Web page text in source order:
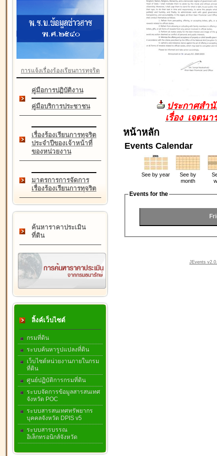
การแจ้งเรื่องร้องเรียนการทุจริต
คู่มือการปฏิบัติงาน
คู่มือบริการประชาชน
เรื่องร้องเรียนการทุจริต
ประจำปีของเจ้าหน้าที่
ของหน่วยงาน
มาตรการการจัดการ
เรื่องร้องเรียนการทุจริต
ค้นหาราคาประเมิน
ที่ดิน
ลิ้งค์เว็บไซต์
กรมที่ดิน
ระบบค้นหารูปแปลงที่ดิน
เว็บไซต์หน่วยงานภายในกรม
ที่ดิน
ศูนย์ปฏิบัติการกรมที่ดิน
ระบบจัดการข้อมูลสารสนเทศ
จังหวัด POC
ระบบสารสนเทศทรัพยากร
บุคคลจังหวัด DPIS v5
ระบบสารบรรณ
อิเล็กทรอนิกส์จังหวัด
ประกาศสำ
เรื่อง เจตน
หน้าหลัก
Events Calendar
See by year
See by
month
Events for the
JEvents